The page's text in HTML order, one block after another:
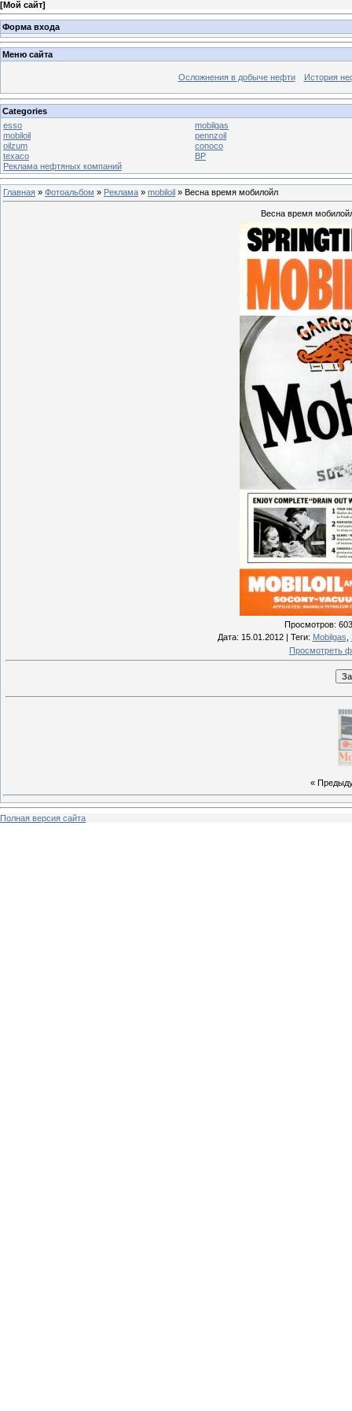
[Мой сайт]
Форма входа
Меню сайта
Осложнения в добыче нефти История
Categories
esso
mobilgas
mobiloil
pennzoil
oilzum
conoco
texaco
BP
Реклама нефтяных компаний
Главная » Фотоальбом » Реклама » mobiloil » Весна время мобилойл
Весна время
Просмотров:
Дата: 15.01.2012 | Теги: Mobilgas
Просмотреть
«
Полная версия сайта